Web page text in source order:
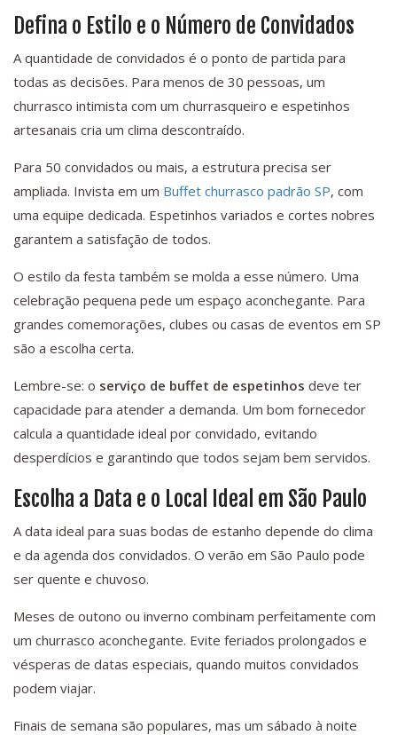
Defina o Estilo e o Número de Convidados
A quantidade de convidados é o ponto de partida para
todas as decisões. Para menos de 30 pessoas, um
churrasco intimista com um churrasqueiro e espetinhos
artesanais cria um clima descontraído.
Para 50 convidados ou mais, a estrutura precisa ser
ampliada. Invista em um Buffet churrasco padrão SP, com
uma equipe dedicada. Espetinhos variados e cortes nobres
garantem a satisfação de todos.
O estilo da festa também se molda a esse número. Uma
celebração pequena pede um espaço aconchegante. Para
grandes comemorações, clubes ou casas de eventos em SP
são a escolha certa.
Lembre-se: o serviço de buffet de espetinhos deve ter
capacidade para atender a demanda. Um bom fornecedor
calcula a quantidade ideal por convidado, evitando
desperdícios e garantindo que todos sejam bem servidos.
Escolha a Data e o Local Ideal em São Paulo
A data ideal para suas bodas de estanho depende do clima
e da agenda dos convidados. O verão em São Paulo pode
ser quente e chuvoso.
Meses de outono ou inverno combinam perfeitamente com
um churrasco aconchegante. Evite feriados prolongados e
vésperas de datas especiais, quando muitos convidados
podem viajar.
Finais de semana são populares, mas um sábado à noite